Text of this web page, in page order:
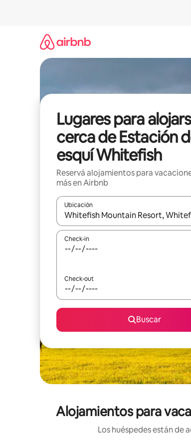
Lugares para
cerca de Estación
esquí Whitefish
Reservá alojamientos para
más en Airbnb
Ubicación
Cuando los resultados estén
Check-in
Check-out
Buscar
Alojamientos para
Los huéspedes están de